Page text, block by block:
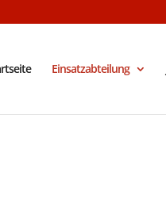
Einsatzabteilung